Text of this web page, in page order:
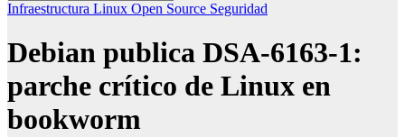
Infraestructura Linux Open Source Seguridad
Debian publica DSA-6163-1:
parche crítico de Linux en
bookworm